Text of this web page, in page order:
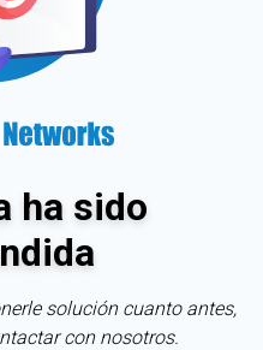
ha sido
solución cuanto antes,
con nosotros.